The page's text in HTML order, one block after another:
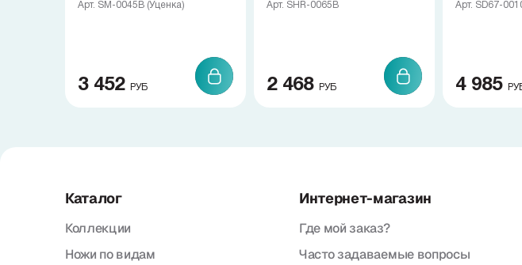
Арт. SM-0045B (Уценка)
3 452 РУБ
Арт. SHR-0065B
2 468 РУБ
Арт. SD67-
4 985
Каталог
Коллекции
Ножи по видам
Интернет-магазин
Где мой заказ?
Часто задаваемые вопросы